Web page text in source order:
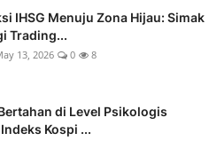
IHSG Menuju Zona Hijau: Simak
Trading...
13, 2026 0 8
di Level Psikologis
Kospi ...